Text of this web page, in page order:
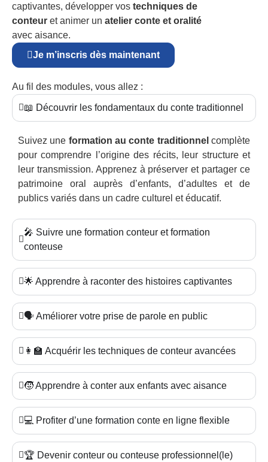
captivantes, développer vos techniques de
conteur et animer un atelier conte et oralité
avec aisance.
Je m’inscris dès maintenant
Au fil des modules, vous allez :
📖 Découvrir les fondamentaux du conte traditionnel
Suivez une formation au conte traditionnel complète
pour comprendre l’origine des récits, leur structure et
leur transmission. Apprenez à préserver et partager ce
patrimoine oral auprès d’enfants, d’adultes et de
publics variés dans un cadre culturel et éducatif.
🎤 Suivre une formation conteur et formation
conteuse
🌟 Apprendre à raconter des histoires captivantes
🗣️ Améliorer votre prise de parole en public
👩‍🏫 Acquérir les techniques de conteur avancées
🧒 Apprendre à conter aux enfants avec aisance
💻 Profiter d’une formation conte en ligne flexible
🏆 Devenir conteur ou conteuse professionnel(le)